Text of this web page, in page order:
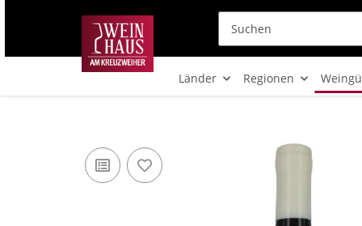
Länder Regionen